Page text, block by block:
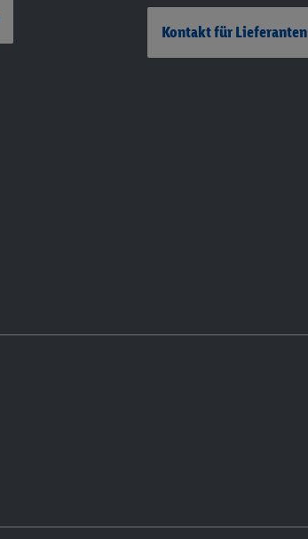
Kontakt für Lieferanten